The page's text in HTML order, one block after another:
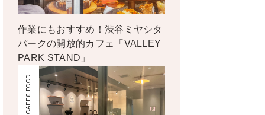
作業にもおすすめ！渋谷ミヤシタ
パークの開放的カフェ「VALLEY
PARK STAND」
CAFE & FOOD